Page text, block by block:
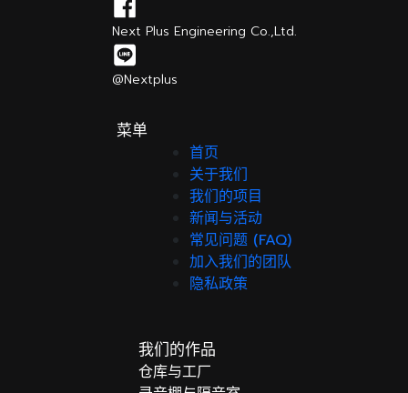
Next Plus Engineering Co.,Ltd.
@Nextplus
菜单
首页
关于我们
我们的项目
新闻与活动
常见问题 (FAQ)
加入我们的团队
隐私政策
我们的作品
仓库与工厂